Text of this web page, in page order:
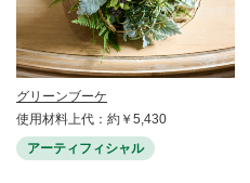
グリーンブーケ
使用材料上代：約￥5,430
アーティフィシャル